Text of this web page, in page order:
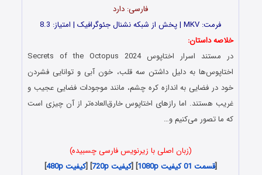
فارسی: دارد
فرمت: MKV | پخش از شبکه نشنال جئوگرافیک | امتیاز: 8.3
خلاصه داستان:
در مستند اسرار اختاپوس Secrets of the Octopus 2024
اختاپوس‌ها به دلیل داشتن سه قلب، خون آبی و توانایی فشردن
خود در فضایی به اندازه کره چشم، مانند موجودات فضایی عجیب و
غریب هستند. اما رازهای اختاپوس خارق‌العاده‌تر از آن چیزی است
که ما تصور می‌کنیم و…
(زبان اصلی با زیرنویس فارسی چسبیده)
[قسمت 01 کیفیت 1080p ] [کیفیت 720p ] [کیفیت 480p
]